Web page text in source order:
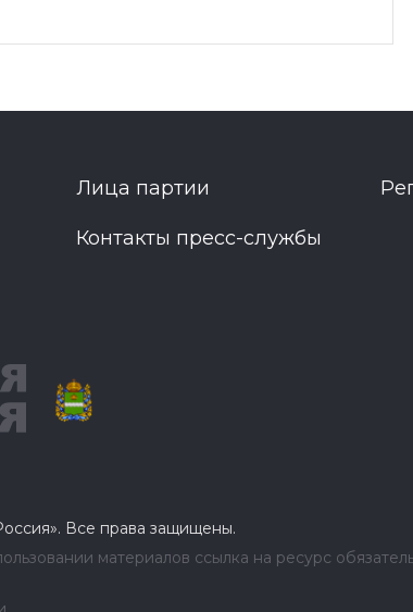
Лица партии
Контакты пресс-службы
Все права защищены.
материалов ссылка на ресурс